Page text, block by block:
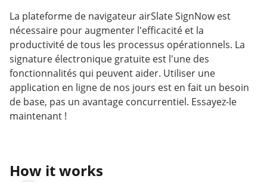
La plateforme de navigateur airSlate SignNow est
nécessaire pour augmenter l'efficacité et la
productivité de tous les processus opérationnels. La
signature électronique gratuite est l'une des
fonctionnalités qui peuvent aider. Utiliser une
application en ligne de nos jours est en fait un besoin
de base, pas un avantage concurrentiel. Essayez-le
maintenant !
How it works